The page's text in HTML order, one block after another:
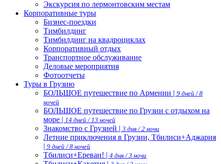
Экскурсия по лермонтовским местам
Корпоративные туры
Бизнес-поездки
Тимбилдинг
Тимбилдинг на квадроциклах
Корпоративный отдых
Транспортное обслуживание
Деловые мероприятия
Фотоотчеты
Туры в Грузию
БОЛЬШОЕ путешествие по Армении | 9 дней / 8
ночей
БОЛЬШОЕ путешествие по Грузии с отдыхом на
море | 14 дней / 13 ночей
Знакомство с Грузией | 3 дня / 2 ночи
Летние приключения в Грузии, Тбилиси+Аджария
| 9 дней / 8 ночей
Тбилиси+Ереван! | 4 дня / 3 ночи